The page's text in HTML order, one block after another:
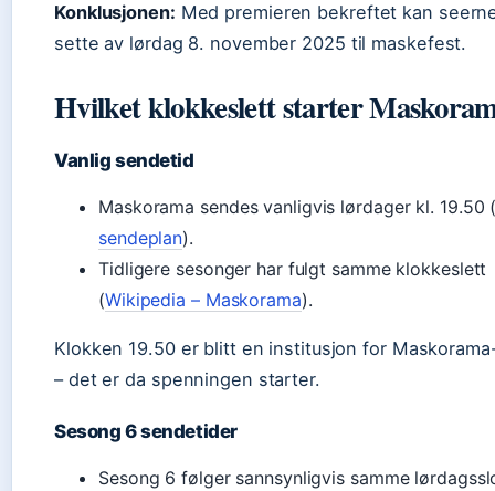
Konklusjonen: Med premieren bekreftet kan
sette av lørdag 8. november 2025 til maskefest.
Hvilket klokkeslett starter
Vanlig sendetid
Maskorama sendes vanligvis lørdager kl. 19.50
sendeplan).
Tidligere sesonger har fulgt samme klokkeslett
(Wikipedia – Maskorama).
Klokken 19.50 er blitt en institusjon for
– det er da spenningen starter.
Sesong 6 sendetider
Sesong 6 følger sannsynligvis samme